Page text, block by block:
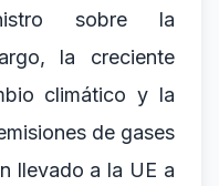
sobre la
la creciente
climático y la
de gases
llevado a la UE a